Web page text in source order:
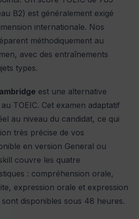
B2) est généralement exigé
internationale. Nos
méthodiquement au
avec des entraînements
types.
est une alternative
TOEIC. Cet examen adaptatif
au niveau du candidat, ce qui
très précise de vos
en version General ou
couvre les quatre
: compréhension orale,
expression orale et expression
disponibles sous 48 heures.